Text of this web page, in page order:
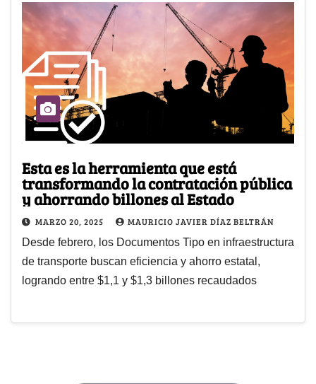
Esta es la herramienta que está
transformando la contratación pública
y ahorrando billones al Estado
MARZO 20, 2025 MAURICIO JAVIER DÍAZ BELTRÁN
Desde febrero, los Documentos Tipo en infraestructura
de transporte buscan eficiencia y ahorro estatal,
logrando entre $1,1 y $1,3 billones recaudados